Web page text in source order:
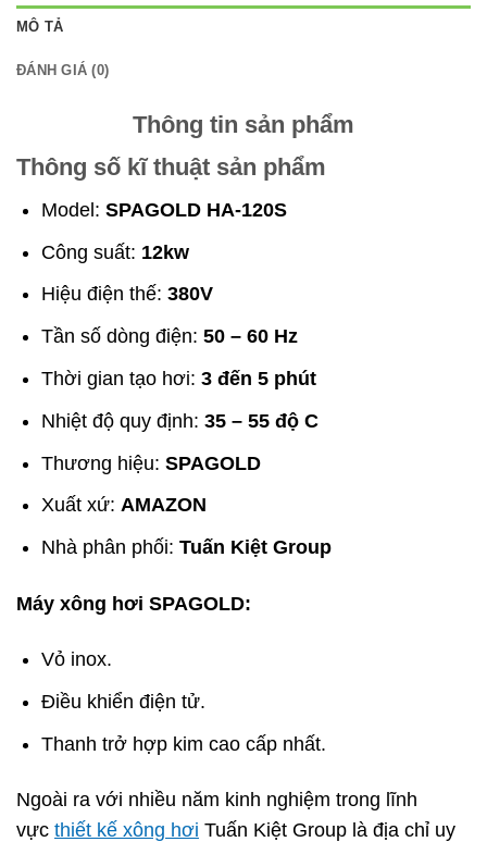
MÔ TẢ
ĐÁNH GIÁ (0)
Thông tin sản phẩm
Thông số kĩ thuật sản phẩm
Model:SPAGOLD HA-120S
Công suất: 12kw
Hiệu điện thế:380V
Tần số dòng điện:50 – 60 Hz
Thời gian tạo hơi: 3 đến 5 phút
Nhiệt độ quy định:35 – 55 độ C
Thương hiệu:SPAGOLD
Xuất xứ:AMAZON
Nhà phân phối:Tuấn Kiệt Group
Máy xông hơi SPAGOLD:
Vỏ inox.
Điều khiển điện tử.
Thanh trở hợp kim cao cấp nhất.
Ngoài ra với nhiều năm kinh nghiệm trong lĩnh
vực thiết kế xông hơi Tuấn Kiệt Group là địa chỉ uy